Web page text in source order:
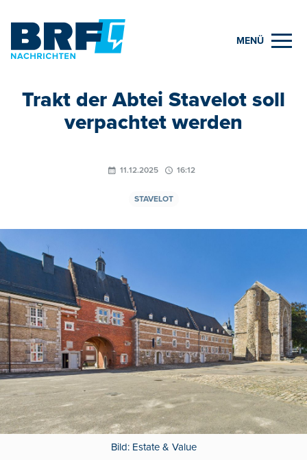
MENÜ
Trakt der Abtei Stavelot soll
verpachtet werden
11.12.2025 16:12
STAVELOT
Bild: Estate & Value